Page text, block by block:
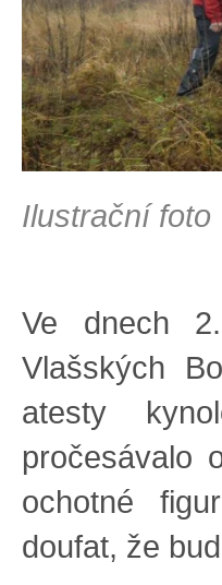
Ilustrační foto
Ve dnech
Vlašských
atesty
pročesávalo
ochotné
doufat, že